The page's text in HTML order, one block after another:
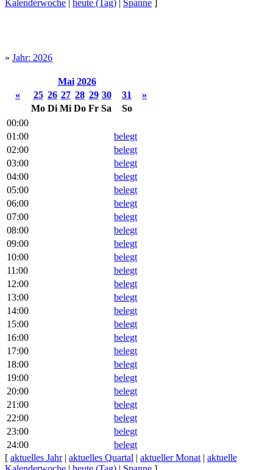
Kalenderwoche | heute (Tag) | Spanne ]
» Jahr: 2026
Mai 2026
«
25 26 27 28 29 30 31
»
Mo Di Mi Do Fr Sa
So
00:00
01:00
belegt
02:00
belegt
03:00
belegt
04:00
belegt
05:00
belegt
06:00
belegt
07:00
belegt
08:00
belegt
09:00
belegt
10:00
belegt
11:00
belegt
12:00
belegt
13:00
belegt
14:00
belegt
15:00
belegt
16:00
belegt
17:00
belegt
18:00
belegt
19:00
belegt
20:00
belegt
21:00
belegt
22:00
belegt
23:00
belegt
24:00
belegt
[ aktuelles Jahr| aktuelles Quartal | aktueller Monat | aktuelle